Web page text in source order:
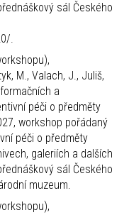
sál Českého
.
M., Valach, J., Juliš,
a
péči o předměty
workshop pořádaný
péči o předměty
galeriích a dalších
sál Českého
muzeum.